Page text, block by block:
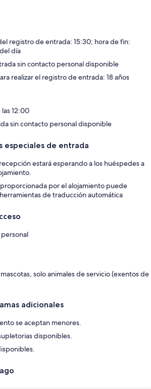
registro de entrada: 15:30; hora de fin:
día
sin contacto personal disponible
realizar el registro de entrada: 18 años
12:00
sin contacto personal disponible
especiales de entrada
estará esperando a los huéspedes a
por el alojamiento puede
de traducción automática
solo animales de servicio (exentos de
adicionales
se aceptan menores.
disponibles.